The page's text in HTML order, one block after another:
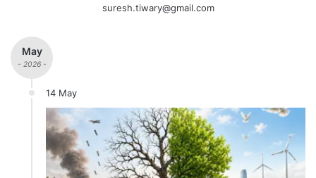
suresh.tiwary@gmail.com
May
- 2026 -
14 May